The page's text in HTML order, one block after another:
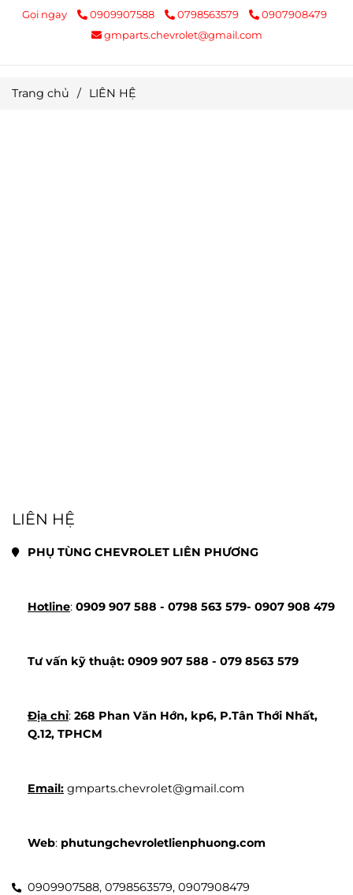
Gọi ngay 0909907588 0798563579
0907908479
gmparts.chevrolet@gmail.com
Trang chủ / LIÊN HỆ
LIÊN HỆ
PHỤ TÙNG CHEVROLET LIÊN PHƯƠNG
Hotline: 0909 907 588 - 0798 563 579- 0907 908 479
Tư vấn kỹ thuật: 0909 907 588 - 079 8563 579
Địa chỉ: 268 Phan Văn Hớn, kp6, P.Tân Thới Nhất,
Q.12, TPHCM
Email: gmparts.chevrolet@gmail.com
Web: phutungchevroletlienphuong.com
0909907588, 0798563579, 0907908479